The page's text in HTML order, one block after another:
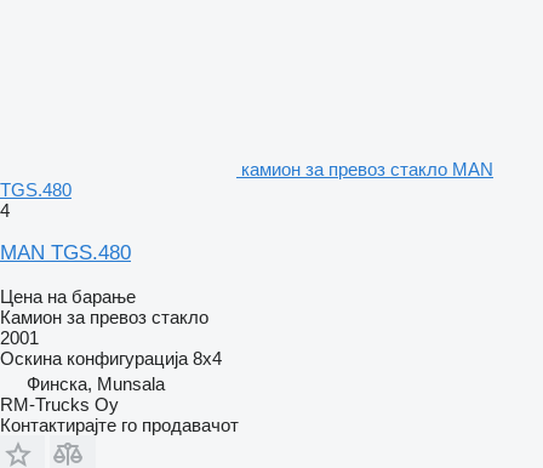
камион за превоз стакло MAN
TGS.480
4
MAN TGS.480
Цена на барање
Камион за превоз стакло
2001
Оскина конфигурација 8x4
Финска, Munsala
RM-Trucks Oy
Контактирајте го продавачот